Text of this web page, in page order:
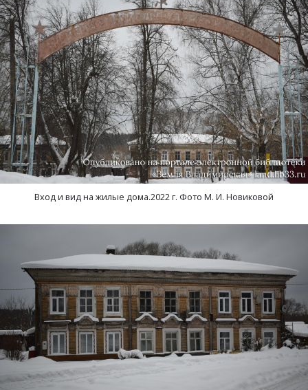
Вход и вид на жилые дома.2022 г. Фото М. И. Новиковой